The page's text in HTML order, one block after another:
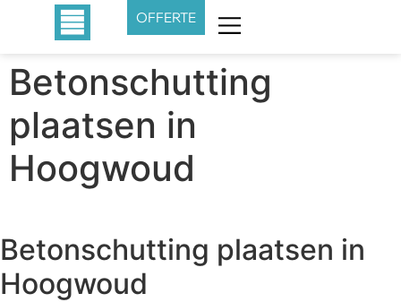
OFFERTE
Betonschutting
plaatsen in
Hoogwoud
Betonschutting plaatsen in
Hoogwoud